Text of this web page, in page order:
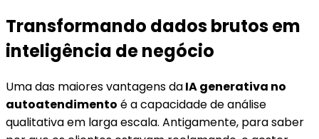
Transformando dados brutos em
inteligência de negócio
Uma das maiores vantagens daIA generativa no
autoatendimento é a capacidade de análise
qualitativa em larga escala. Antigamente, para saber